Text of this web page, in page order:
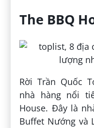
The BBQ
Rời Trần Quốc
nhà hàng nổi
House. Đây là
Buffet Nướng và